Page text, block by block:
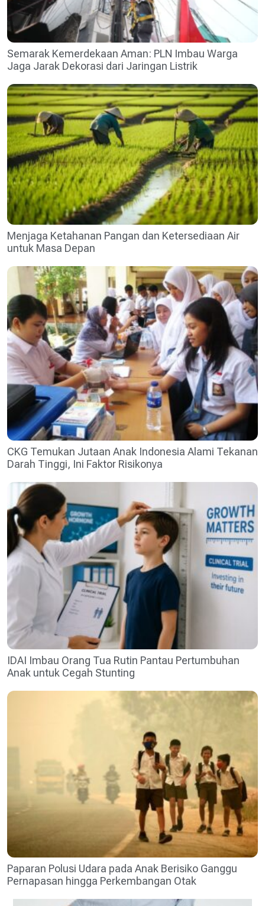
Semarak Kemerdekaan Aman: PLN Imbau Warga
Jaga Jarak Dekorasi dari Jaringan Listrik
Menjaga Ketahanan Pangan dan Ketersediaan Air
untuk Masa Depan
CKG Temukan Jutaan Anak Indonesia Alami Tekanan
Darah Tinggi, Ini Faktor Risikonya
IDAI Imbau Orang Tua Rutin Pantau Pertumbuhan
Anak untuk Cegah Stunting
Paparan Polusi Udara pada Anak Berisiko Ganggu
Pernapasan hingga Perkembangan Otak